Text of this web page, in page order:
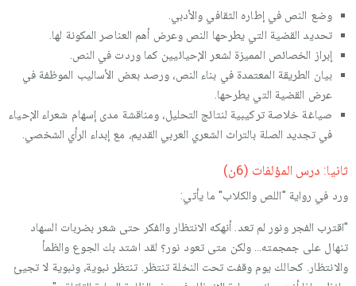
وضع النص في إطاره الثقافي والأدبي.
تحديد القضية التي يطرحها النص وعرض أهم العناصر المكونة لها.
إبراز الخصائص المميزة لشعر الإحيائيين كما وردت في النص.
بيان الطريقة المعتمدة في بناء النص، ورصد بعض الأساليب الموظفة في
عرض القضية التي يطرحها.
صياغة خلاصة تركيبية لنتائج التحليل، ومناقشة مدى إسهام شعراء الإحياء
في تجديد الصلة بالتراث الشعري العربي القديم، مع إبداء الرأي الشخصي.
ثانيا: درس المؤلفات (6ن)
ورد في رواية "اللص والكلاب" ما يأتي:
"اقترب الفجر ونور لم تعد. أنهكه الانتظار والفكر حتى شعر بضربات السهاد
تنهال على جمجمته... ولكن متى تعود نور؟ لقد اشتد بك الجوع والظمأ
والانتظار. كحالك يوم وقفت تحت النخلة تنتظر. تنتظر نبوية، ونبوية لا تجيئ